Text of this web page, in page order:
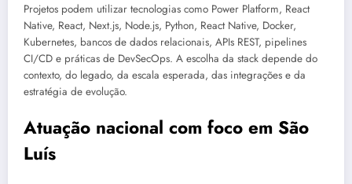
Projetos podem utilizar tecnologias como Power Platform, React
Native, React, Next.js, Node.js, Python, React Native, Docker,
Kubernetes, bancos de dados relacionais, APIs REST, pipelines
CI/CD e práticas de DevSecOps. A escolha da stack depende do
contexto, do legado, da escala esperada, das integrações e da
estratégia de evolução.
Atuação nacional com foco em São
Luís